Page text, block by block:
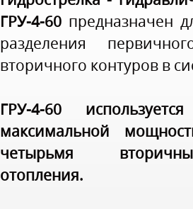
ГРУ-4-60 предназначен
разделения
вторичного контуров в
ГРУ-4-60
максимальной
четырьмя
отопления.